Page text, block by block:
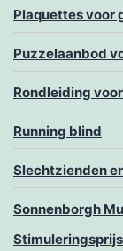
Plaquettes voor
Puzzelaanbod
Rondleiding
Running blind
Slechtzienden
Sonnenborgh